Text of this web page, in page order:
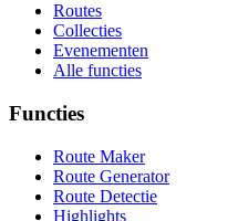
Routes
Collecties
Evenementen
Alle functies
Functies
Route Maker
Route Generator
Route Detectie
Highlights